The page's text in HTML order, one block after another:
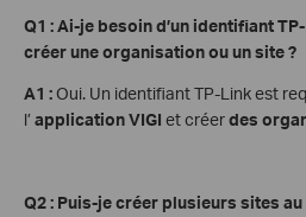
Q1 : Ai-je besoin d’un identifiant
créer une organisation ou un site ?
A1 :Oui. Un identifiant TP-Link est
l’ application VIGI et créerdes
Q2 : Puis-je créer plusieurs sites au